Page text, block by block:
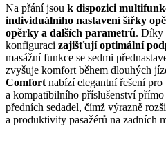
Na přání jsou k dispozici
individuálního nastavení šířky
opěrky a dalších parametrů. Díky
konfiguraci zajišťují optimální
masážní funkce se sedmi
zvyšuje komfort během dlouhých
Comfort nabízí elegantní řešení
a kompatibilního příslušenství přímo
předních sedadel, čímž výrazně
a produktivity pasažérů na zadních